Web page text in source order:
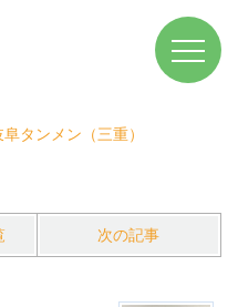
阜タンメン（三重）
次の記事